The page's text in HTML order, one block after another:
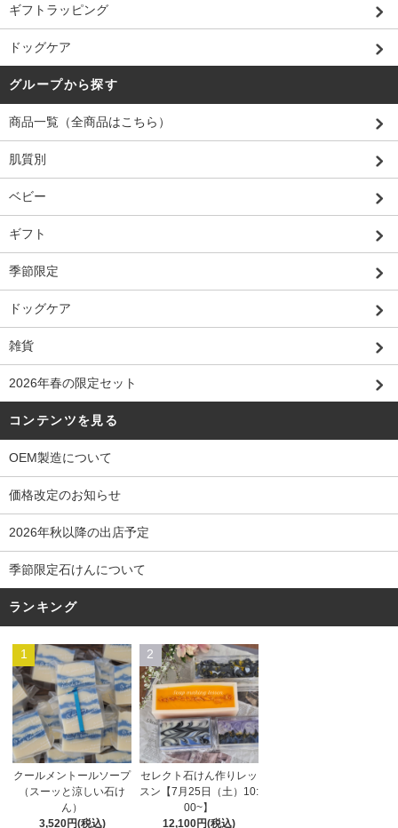
ギフトラッピング
ドッグケア
グループから探す
商品一覧（全商品はこちら）
肌質別
ベビー
ギフト
季節限定
ドッグケア
雑貨
2026年春の限定セット
コンテンツを見る
OEM製造について
価格改定のお知らせ
2026年秋以降の出店予定
季節限定石けんについて
ランキング
1
クールメントールソープ
（スーッと涼しい石け
ん）
3,520円(税込)
2
セレクト石けん作りレッ
スン【7月25日（土）10:
00~】
12,100円(税込)